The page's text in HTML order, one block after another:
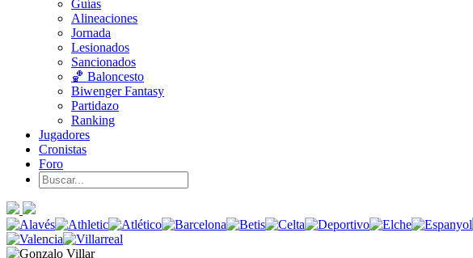
Guías
Alineaciones
Jornada
Lesionados
Sancionados
🏀 Baloncesto
Biwenger Fantasy
Partidazo
Ranking
Jugadores
Cronistas
Foro